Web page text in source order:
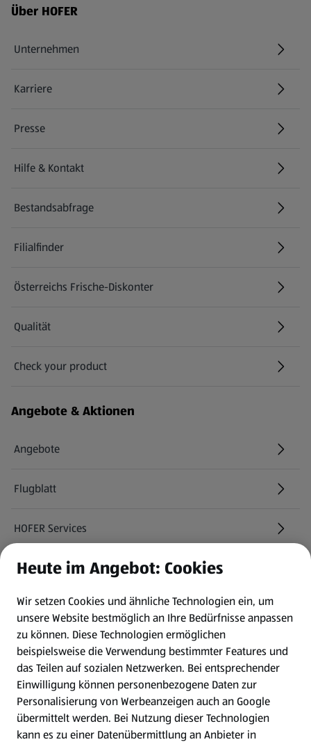
Fußzeilenmenü - weitere Links
Über HOFER
Unternehmen
Karriere
(öffnet in einem neuen Tab)
Presse
Hilfe & Kontakt
(öffnet in einem neuen Tab)
Bestandsabfrage
(öffnet in einem neuen Tab)
Filialfinder
Österreichs Frische-Diskonter
Qualität
Check your product
(öffnet in einem neuen Tab)
Angebote & Aktionen
Angebote
Flugblatt
HOFER Services
Newsletter
WhatsApp
Gewinnspiele
Mein HOFER. Meine Einkäufe.
Meine Meinung. Mein HOFER.
Heute im Angebot: Cookies
Wir setzen Cookies und ähnliche Technologien ein, um
unsere Website bestmöglich an Ihre Bedürfnisse anpassen
zu können. Diese Technologien ermöglichen
beispielsweise die Verwendung bestimmter Features und
das Teilen auf sozialen Netzwerken. Bei entsprechender
Einwilligung können personenbezogene Daten zur
Personalisierung von Werbeanzeigen auch an Google
übermittelt werden. Bei Nutzung dieser Technologien
kann es zu einer Datenübermittlung an Anbieter in